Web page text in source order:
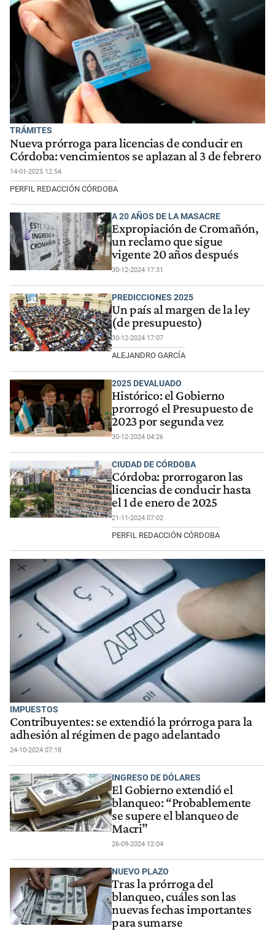
TRÁMITES
Nueva prórroga para licencias de conducir en
Córdoba: vencimientos se aplazan al 3 de febrero
14-01-2025 12:54
PERFIL REDACCIÓN CÓRDOBA
A 20 AÑOS DE LA MASACRE
Expropiación de Cromañón,
un reclamo que sigue
vigente 20 años después
30-12-2024 17:31
PREDICCIONES 2025
Un país al margen de la ley
(de presupuesto)
30-12-2024 17:07
ALEJANDRO GARCÍA
2025 DEVALUADO
Histórico: el Gobierno
prorrogó el Presupuesto de
2023 por segunda vez
30-12-2024 04:26
CIUDAD DE CÓRDOBA
Córdoba: prorrogaron las
licencias de conducir hasta
el 1 de enero de 2025
21-11-2024 07:02
PERFIL REDACCIÓN CÓRDOBA
IMPUESTOS
Contribuyentes: se extendió la prórroga para la
adhesión al régimen de pago adelantado
24-10-2024 07:18
INGRESO DE DÓLARES
El Gobierno extendió el
blanqueo: “Probablemente
se supere el blanqueo de
Macri”
26-09-2024 12:04
NUEVO PLAZO
Tras la prórroga del
blanqueo, cuáles son las
nuevas fechas importantes
para sumarse